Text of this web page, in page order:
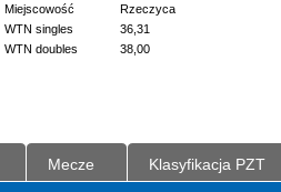
Miejscowość
Rzeczyca
WTN singles
36,31
WTN doubles
38,00
Mecze Klasyfikacja PZT